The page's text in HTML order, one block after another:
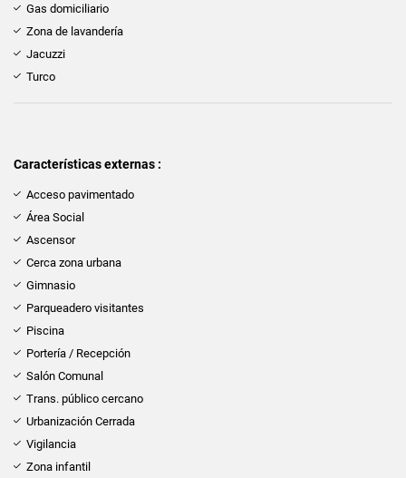
Gas domiciliario
Zona de lavandería
Jacuzzi
Turco
Características externas :
Acceso pavimentado
Área Social
Ascensor
Cerca zona urbana
Gimnasio
Parqueadero visitantes
Piscina
Portería / Recepción
Salón Comunal
Trans. público cercano
Urbanización Cerrada
Vigilancia
Zona infantil